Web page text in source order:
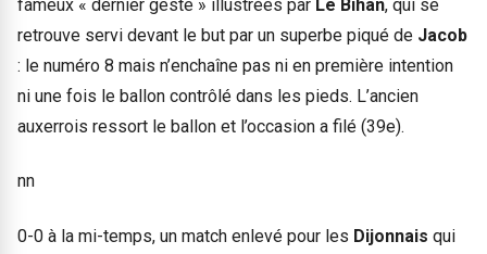
fameux « dernier geste » illustrées par Le Bihan, qui se
retrouve servi devant le but par un superbe piqué de Jacob
: le numéro 8 mais n’enchaîne pas ni en première intention
ni une fois le ballon contrôlé dans les pieds. L’ancien
auxerrois ressort le ballon et l’occasion a filé (39e).
nn
0-0 à la mi-temps, un match enlevé pour les Dijonnais qui